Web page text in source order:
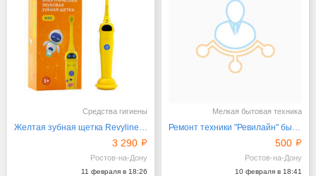
Средства гигиены
Желтая зубная щетка Revyline RL 020 Kids
3 290
Ростов-на-Дону
11 февраля в 18:26
Мелкая бытовая техника
Ремонт техники "Ревилайн" быстро и качественно
500
Ростов-на-Дону
10 февраля в 18:41